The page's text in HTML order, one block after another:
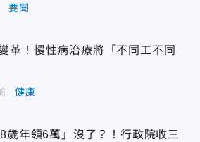
要聞
革！慢性病治療將「不同工不同
健康
歲年領6萬」沒了？！行政院收三